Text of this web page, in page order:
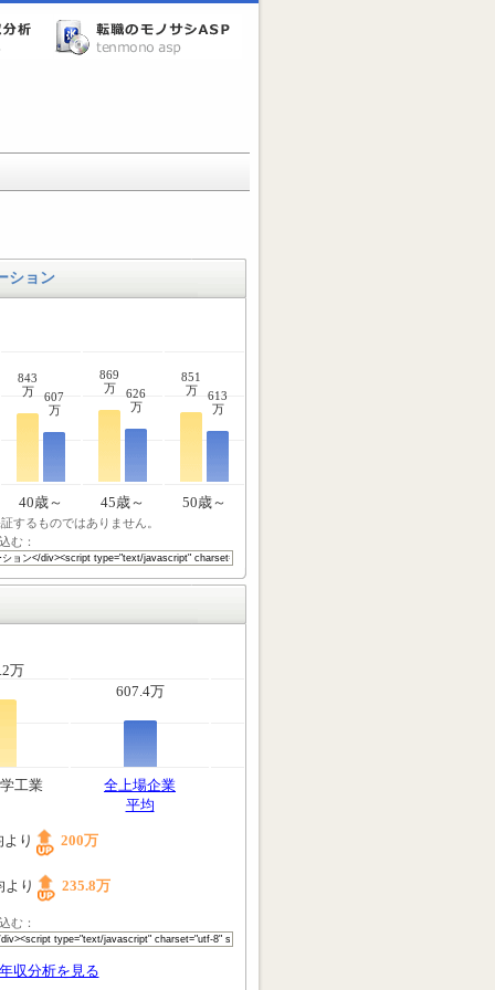
ション
843
万
607
万
869
万
626
万
851
万
613
万
40歳～ 45歳～ 50歳～
するものではありません。
む：
万
607.4万
工業
全上場企業
平均
り 200万
より 235.8万
む：
収分析を見る